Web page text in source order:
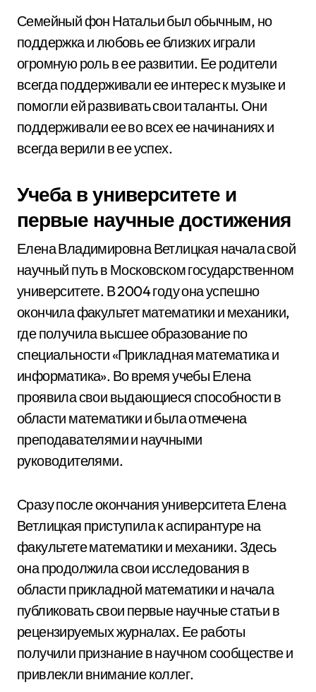
Семейный фон Натальи был обычным, но
поддержка и любовь ее близких играли
огромную роль в ее развитии. Ее родители
всегда поддерживали ее интерес к музыке и
помогли ей развивать свои таланты. Они
поддерживали ее во всех ее начинаниях и
всегда верили в ее успех.
Учеба в университете и
первые научные достижения
Елена Владимировна Ветлицкая начала свой
научный путь в Московском государственном
университете. В 2004 году она успешно
окончила факультет математики и механики,
где получила высшее образование по
специальности «Прикладная математика и
информатика». Во время учебы Елена
проявила свои выдающиеся способности в
области математики и была отмечена
преподавателями и научными
руководителями.
Сразу после окончания университета Елена
Ветлицкая приступила к аспирантуре на
факультете математики и механики. Здесь
она продолжила свои исследования в
области прикладной математики и начала
публиковать свои первые научные статьи в
рецензируемых журналах. Ее работы
получили признание в научном сообществе и
привлекли внимание коллег.